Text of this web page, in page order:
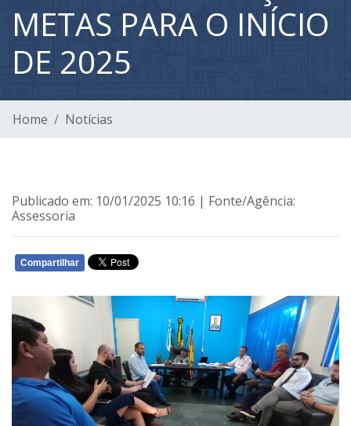
METAS PARA O INÍCIO
DE 2025
Home Notícias
Publicado em: 10/01/2025 10:16 | Fonte/Agência:
Assessoria
Compartilhar